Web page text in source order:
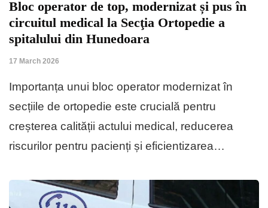
Bloc operator de top, modernizat și pus în
circuitul medical la Secţia Ortopedie a
spitalului din Hunedoara
17 March 2026
Importanța unui bloc operator mo­der­nizat în
secțiile de ortopedie este cru­cială pentru
creșterea calității ac­tu­lui medical, reducerea
riscurilor pentru pacienți și eficientizarea…